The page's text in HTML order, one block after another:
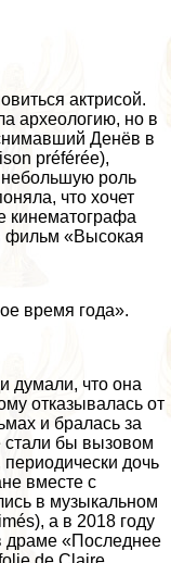
актрисой.
археологию, но в
Денёв в
préférée),
небольшую роль
что хочет
кинематографа
фильм «Высокая
время года».
думали, что она
отказывалась от
и бралась за
стали бы вызовом
дочь
вместе с
в музыкальном
а в 2018 году
драме «Последнее